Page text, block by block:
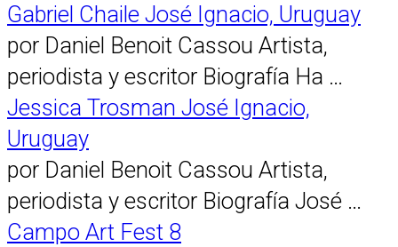
Gabriel Chaile José Ignacio, Uruguay
por Daniel Benoit Cassou Artista,
periodista y escritor Biografía Ha …
Jessica Trosman José Ignacio,
Uruguay
por Daniel Benoit Cassou Artista,
periodista y escritor Biografía José …
Campo Art Fest 8